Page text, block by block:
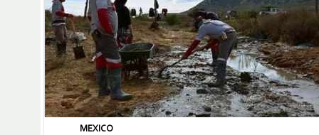
MEXICO